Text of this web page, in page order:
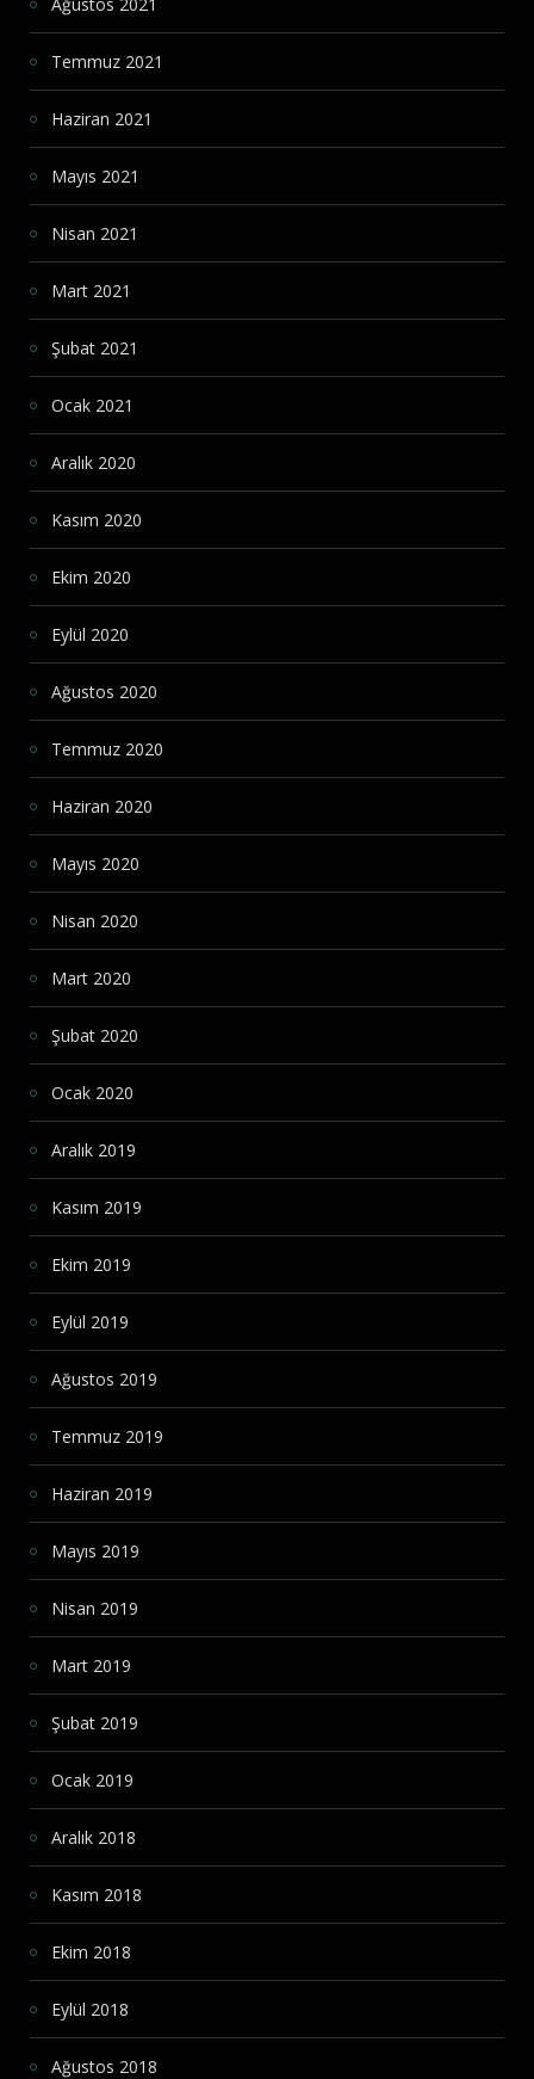
Temmuz 2021
Haziran 2021
Mayıs 2021
Nisan 2021
Mart 2021
Şubat 2021
Ocak 2021
Aralık 2020
Kasım 2020
Ekim 2020
Eylül 2020
Ağustos 2020
Temmuz 2020
Haziran 2020
Mayıs 2020
Nisan 2020
Mart 2020
Şubat 2020
Ocak 2020
Aralık 2019
Kasım 2019
Ekim 2019
Eylül 2019
Ağustos 2019
Temmuz 2019
Haziran 2019
Mayıs 2019
Nisan 2019
Mart 2019
Şubat 2019
Ocak 2019
Aralık 2018
Kasım 2018
Ekim 2018
Eylül 2018
Ağustos 2018